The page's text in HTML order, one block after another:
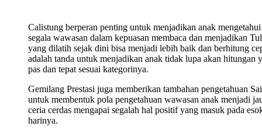
Calistung berperan penting untuk menjadikan anak mengetahui
segala wawasan dalam kepuasan membaca dan menjadikan
yang dilatih sejak dini bisa menjadi lebih baik dan berhitung
adalah tanda untuk menjadikan anak tidak lupa akan hitungan
pas dan tepat sesuai kategorinya.
Gemilang Prestasi juga memberikan tambahan pengetahuan
untuk membentuk pola pengetahuan wawasan anak menjadi
ceria cerdas mengapai segalah hal positif yang masuk pada
harinya.